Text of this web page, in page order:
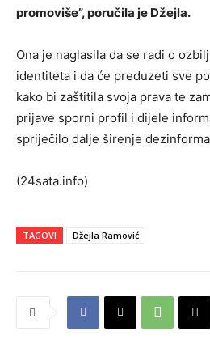
promoviše”, poručila je Džejla.
Ona je naglasila da se radi o
identiteta i da će preduzeti sve
kako bi zaštitila svoja prava te
prijave sporni profil i dijele
spriječilo dalje širenje
(24sata.info)
TAGOVI Džejla Ramović